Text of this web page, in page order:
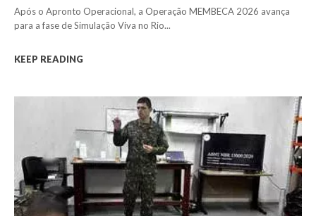
Após o Apronto Operacional, a Operação MEMBECA 2026 avança
para a fase de Simulação Viva no Rio...
KEEP READING